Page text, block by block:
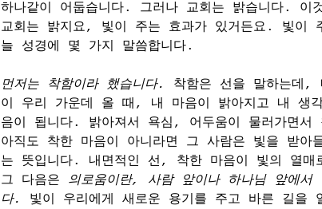
하나같이 어둡습니다. 그러나 교회는 밝습니다. 이
교회는 밝지요, 빛이 주는 효과가 있거든요. 빛이
늘 성경에 몇 가지 말씀합니다.
먼저는 착함이라 했습니다. 착함은 선을 말하는데,
이 우리 가운데 올 때, 내 마음이 밝아지고 내 생
음이 됩니다. 밝아져서 욕심, 어두움이 물러가면서
아직도 착한 마음이 아니라면 그 사람은 빛을 받아
는 뜻입니다. 내면적인 선, 착한 마음이 빛의 열매
그 다음은 의로움이란, 사람 앞이나 하나님 앞에서
다. 빛이 우리에게 새로운 용기를 주고 바른 길을